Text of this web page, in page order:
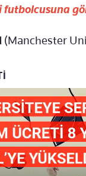
futbolcusuna
(Manchester